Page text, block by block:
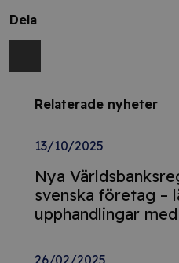
Dela
Relaterade nyheter
13/10/2025
Nya
svenska företag –
upphandlingar
26/02/2025